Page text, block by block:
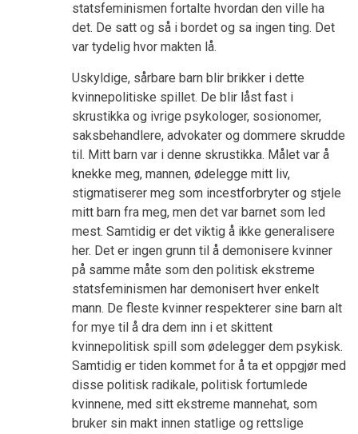
statsfeminismen fortalte hvordan den ville ha
det. De satt og så i bordet og sa ingen ting. Det
var tydelig hvor makten lå.
Uskyldige, sårbare barn blir brikker i dette
kvinnepolitiske spillet. De blir låst fast i
skrustikka og ivrige psykologer, sosionomer,
saksbehandlere, advokater og dommere skrudde
til. Mitt barn var i denne skrustikka. Målet var å
knekke meg, mannen, ødelegge mitt liv,
stigmatiserer meg som incestforbryter og stjele
mitt barn fra meg, men det var barnet som led
mest. Samtidig er det viktig å ikke generalisere
her. Det er ingen grunn til å demonisere kvinner
på samme måte som den politisk ekstreme
statsfeminismen har demonisert hver enkelt
mann. De fleste kvinner respekterer sine barn alt
for mye til å dra dem inn i et skittent
kvinnepolitisk spill som ødelegger dem psykisk.
Samtidig er tiden kommet for å ta et oppgjør med
disse politisk radikale, politisk fortumlede
kvinnene, med sitt ekstreme mannehat, som
bruker sin makt innen statlige og rettslige